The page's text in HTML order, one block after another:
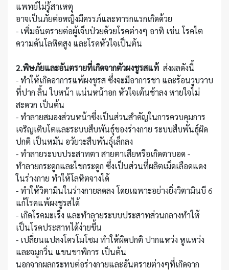
แพทย์ไม่รู้สาเหตุ
อาจเป็นภัยต่อหญิงมีครรภ์และทารกแรกเกิดด้วย
- เพิ่มอันตรายต่อผู้เจ็บป่วยด้วยโรคต่างๆ อาทิ เช่น โรคไต
ความดันโลหิตสูง และโรคหัวใจเป็นต้น
2.พิษภัยและอันตรายที่เกิดจากตัวผงชูรสแท้ ส่งผลดังนี้
- ทำให้เกิดอาการแพ้ผงชูรส ซึ่งจะมีอาการชา และร้อนวูบวาบ
ที่ปาก ลิ้น ใบหน้า แน่นหน้าอก หัวใจเต้นช้าลง หายใจไม่
สะดวก เป็นต้น
- ทำลายสมองส่วนหน้าซึ่งเป็นส่วนสำคัญในการควบคุมการ
เจริญเติบโตและระบบสืบพันธุ์ของร่างกาย ระบบสืบพันธุ์ผิด
ปกติ เป็นหมัน อวัยวะสืบพันธุ์เล็กลง
- ทำลายระบบประสาทตา สายตาเสียหรือเกิดตาบอด -
ทำลายกระดูกและไขกระดูก ซึ่งเป็นส่วนที่ผลิตเม็ดเลือดแดง
ในร่างกาย ทำให้โลหิตจางได้
- ทำให้วิตามินในร่างกายลดลง โดยเฉพาะอย่างยิ่งวิตามินบี 6
แก้โรคแพ้ผงชูรสได้
- เกิดโรคมะเร็ง และทำลายระบบประสาทส่วนกลางทำให้
เป็นโรคประสาทได้ง่ายขึ้น
- เปลี่ยนแปลงโครโมโซม ทำให้ผิดปกติ ปากแหว่ง หูแหว่ง
และจมูกวิ่น แขนขาพิการ เป็นต้น
นอกจากผลกระทบต่อร่างกายและอันตรายต่างๆที่เกิดจาก